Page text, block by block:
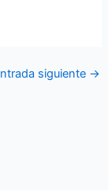
siguiente →